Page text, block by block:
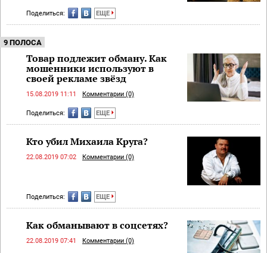
Поделиться: ЕЩЕ
9 ПОЛОСА
Товар подлежит обману. Как
мошенники используют в
своей рекламе звёзд
15.08.2019 11:11 Комментарии (0)
Поделиться: ЕЩЕ
Кто убил Михаила Круга?
22.08.2019 07:02 Комментарии (0)
Поделиться: ЕЩЕ
Как обманывают в соцсетях?
22.08.2019 07:41 Комментарии (0)